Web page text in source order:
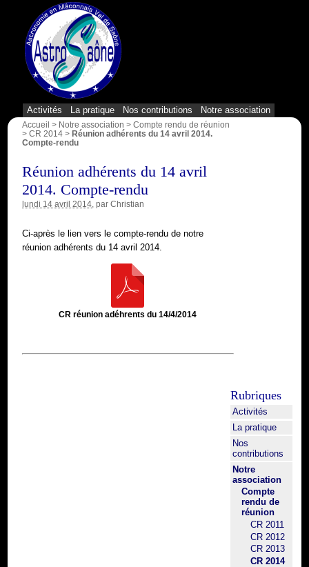
Activités La pratique Nos contributions Notre association
Accueil > Notre association > Compte rendu de réunion
> CR 2014 > Réunion adhérents du 14 avril 2014.
Compte-rendu
Réunion adhérents du 14 avril
2014. Compte-rendu
lundi 14 avril 2014 , par Christian
Ci-après le lien vers le compte-rendu de notre
réunion adhérents du 14 avril 2014.
CR réunion adéhrents du 14/4/2014
Rubriques
Activités
La pratique
Nos
contributions
Notre
association
Compte
rendu de
réunion
CR 2011
CR 2012
CR 2013
CR 2014